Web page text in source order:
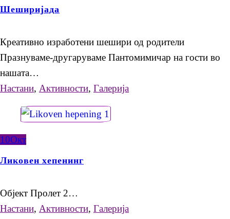
Шеширијада
Креативно изработени шешири од родители
Празнуваме-другаруваме Пантомимичар на гости во
нашата…
Настани, Активности, Галерија
10Окт
Ликовен хепенинг
Објект Пролет 2…
Настани, Активности, Галерија